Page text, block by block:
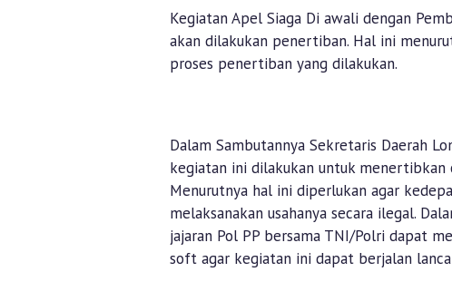
Kegiatan Apel Siaga Di awali dengan
akan dilakukan penertiban. Hal ini
proses penertiban yang dilakukan.
Dalam Sambutannya Sekretaris Daerah
kegiatan ini dilakukan untuk menertibkan
Menurutnya hal ini diperlukan agar
melaksanakan usahanya secara ilegal.
jajaran Pol PP bersama TNI/Polri dapat
soft agar kegiatan ini dapat berjalan